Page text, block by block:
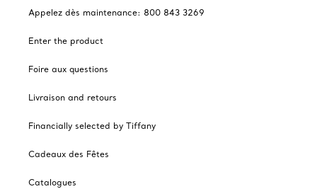
Appelez dès maintenance: 800 843 3269
Enter the product
Foire aux questions
Livraison and retours
Financially selected by Tiffany
Cadeaux des Fêtes
Catalogues